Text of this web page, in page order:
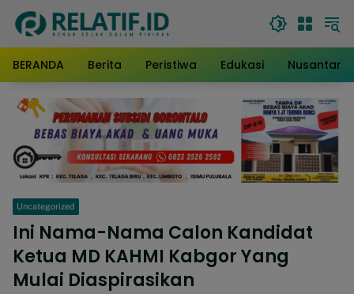
konten
BERANDA Berita Peristiwa Edukasi Nusantara
Uncategorized
Ini Nama-Nama Calon Kandidat
Ketua MD KAHMI Kabgor Yang
Mulai Diaspirasikan